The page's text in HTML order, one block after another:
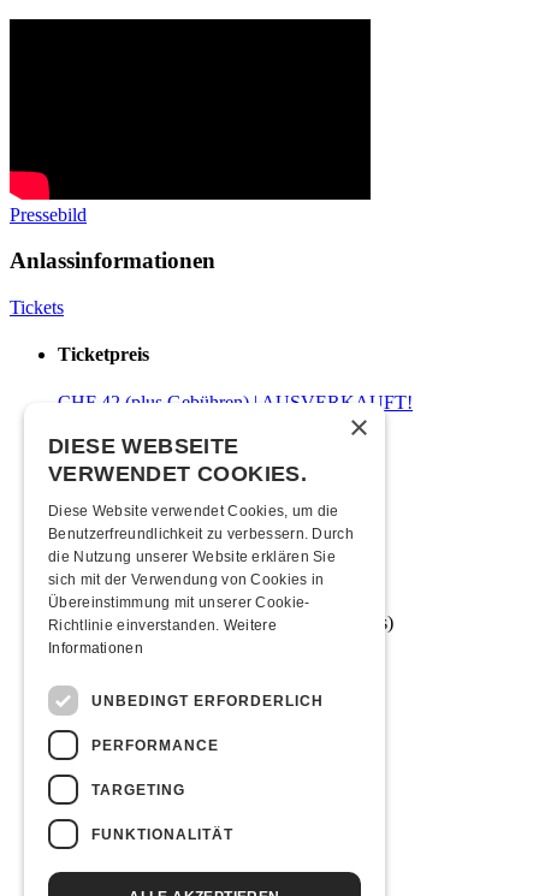
Pressebild
Anlassinformationen
Tickets
Ticketpreis
CHF 42 (plus Gebühren) | AUSVERKAUFT!
Zeitplan
20:00 Uhr
Beginn
Mindestalter
16 Jahre (od. in Begleitung eines Elternteils)
Moonlinerfahrplan ab Kofmehl
Anreise
Mit den ÖVs
Übernachten
×
DIESE WEBSEITE
VERWENDET COOKIES.
Diese Website verwendet Cookies, um die
Benutzerfreundlichkeit zu verbessern. Durch
die Nutzung unserer Website erklären Sie
sich mit der Verwendung von Cookies in
Übereinstimmung mit unserer Cookie-
Richtlinie einverstanden. Weitere
Informationen
UNBEDINGT ERFORDERLICH
PERFORMANCE
TARGETING
FUNKTIONALITÄT